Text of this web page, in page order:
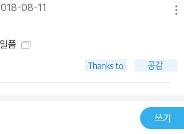
과학사학자이기도 하다. 저
조선왕조실록』에 등장하는 혜성에 관한 기
삼각함수표라고 할 수 있는 『팔선표』 등 동양
드의 『기하원론』, 아폴로니우스의 『원뿔곡
08-11
품
쓰기